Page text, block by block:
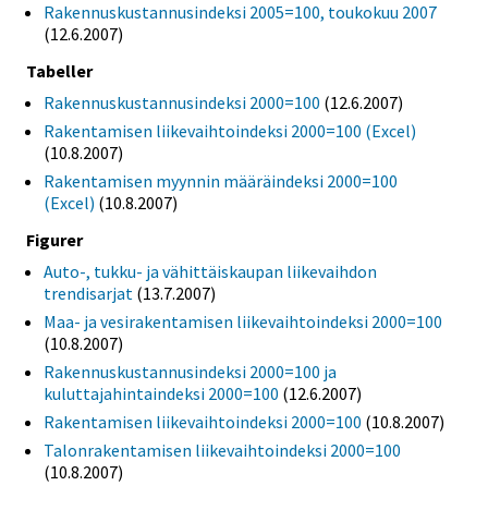
Rakennuskustannusindeksi 2005=100, toukokuu 2007
(12.6.2007)
Tabeller
Rakennuskustannusindeksi 2000=100 (12.6.2007)
Rakentamisen liikevaihtoindeksi 2000=100 (Excel)
(10.8.2007)
Rakentamisen myynnin määräindeksi 2000=100
(Excel) (10.8.2007)
Figurer
Auto-, tukku- ja vähittäiskaupan liikevaihdon
trendisarjat (13.7.2007)
Maa- ja vesirakentamisen liikevaihtoindeksi 2000=100
(10.8.2007)
Rakennuskustannusindeksi 2000=100 ja
kuluttajahintaindeksi 2000=100 (12.6.2007)
Rakentamisen liikevaihtoindeksi 2000=100 (10.8.2007)
Talonrakentamisen liikevaihtoindeksi 2000=100
(10.8.2007)